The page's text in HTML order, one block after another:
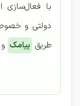
با فعال‌سازی
دولتی و
طریق پیامک و